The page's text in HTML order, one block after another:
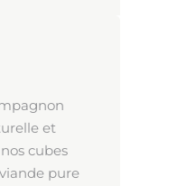
et
cubes
pure